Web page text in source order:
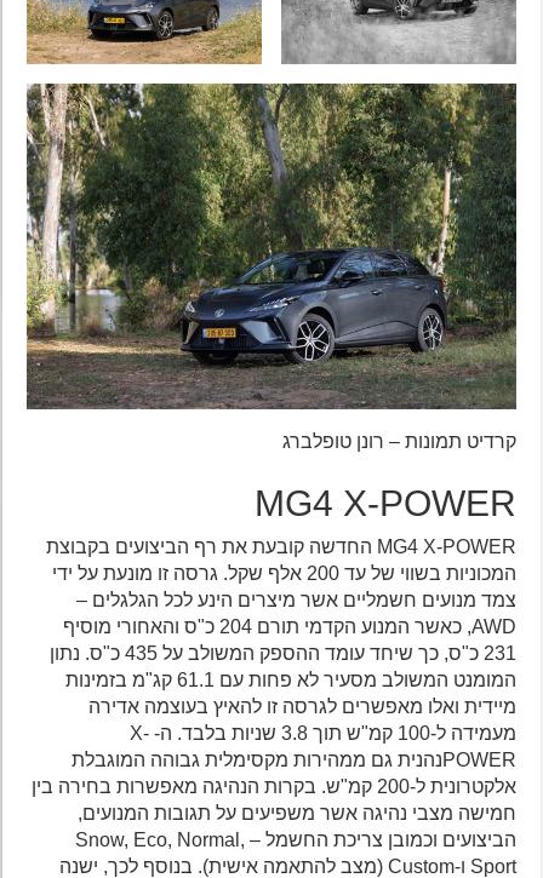
קרדיט תמונות – רונן טופלברג
MG4 X-POWER
MG4 X-POWER החדשה קובעת את רף הביצועים בקבוצת
המכוניות בשווי של עד 200 אלף שקל. גרסה זו מונעת על ידי
צמד מנועים חשמליים אשר מיצרים הינע לכל הגלגלים –
AWD, כאשר המנוע הקדמי תורם 204 כ"ס והאחורי מוסיף
231 כ"ס, כך שיחד עומד ההספק המשולב על 435 כ"ס. נתון
המומנט המשולב מסעיר לא פחות עם 61.1 קג"מ בזמינות
מיידית ואלו מאפשרים לגרסה זו להאיץ בעוצמה אדירה
מעמידה ל-100 קמ"ש תוך 3.8 שניות בלבד. ה- X-
POWERנהנית גם ממהירות מקסימלית גבוהה המוגבלת
אלקטרונית ל-200 קמ"ש. בקרות הנהיגה מאפשרות בחירה בין
חמישה מצבי נהיגה אשר משפיעים על תגובות המנועים,
הביצועים וכמובן צריכת החשמל – Snow, Eco, Normal,
Sport ו-Custom (מצב להתאמה אישית). בנוסף לכך, ישנה